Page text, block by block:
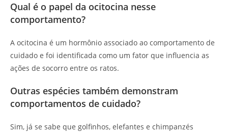
Qual é o papel da ocitocina nesse
comportamento?
A ocitocina é um hormônio associado ao comportamento de
cuidado e foi identificada como um fator que influencia as
ações de socorro entre os ratos.
Outras espécies também demonstram
comportamentos de cuidado?
Sim, já se sabe que golfinhos, elefantes e chimpanzés